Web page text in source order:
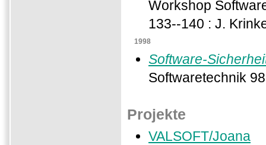
Workshop
133--140 : J.
1998
Software-
Softwaretechnik
Projekte
VALSOFT/Joana